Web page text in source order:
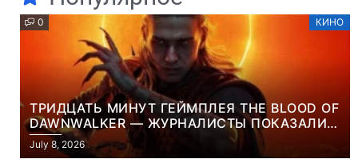
0 КИНО
ТРИДЦАТЬ МИНУТ ГЕЙМПЛЕЯ THE BLOOD OF
DAWNWALKER — ЖУРНАЛИСТЫ ПОКАЗАЛИ
НАЧАЛО НОВОЙ ИГРЫ ОТ ВЕТЕРАНОВ CD
PROJEKT RED
July 8, 2026